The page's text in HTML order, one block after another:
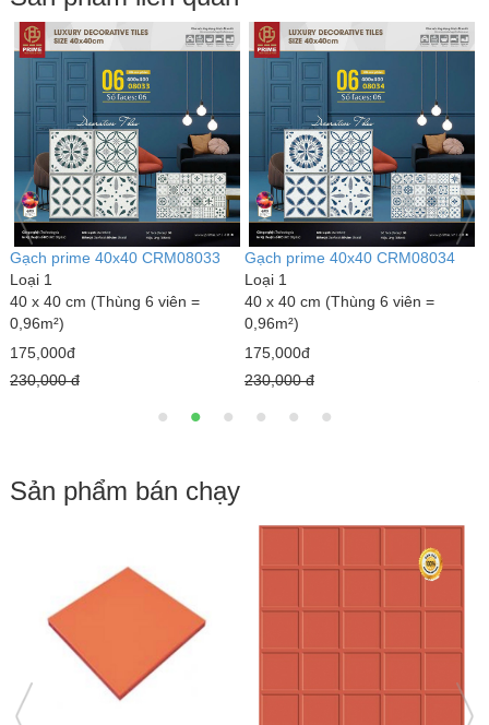
Gạch prime 40x40 CRM08033
Loại 1
40 x 40 cm (Thùng 6 viên =
0,96m²)
175,000đ
230,000 đ
Gạch prime 40x40 CRM08034
Loại 1
40 x 40 cm (Thùng 6 viên =
0,96m²)
175,000đ
230,000 đ
Sản phẩm bán chạy